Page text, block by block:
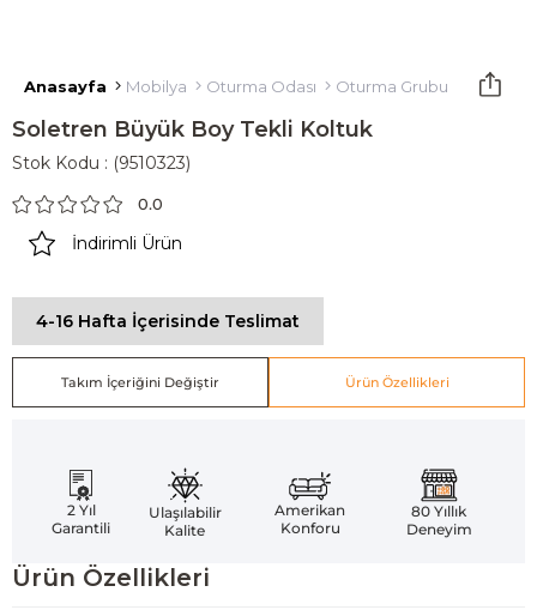
Anasayfa Mobilya Oturma Odası Oturma Grubu Tekli
Soletren Büyük Boy Tekli Koltuk
Stok Kodu (9510323)
0.0
İndirimli Ürün
4-16 Hafta İçerisinde Teslimat
Takım İçeriğini Değiştir Ürün Özellikleri
2 Yıl
Garantili
Ulaşılabilir
Kalite
Amerikan
Konforu
80 Yıllık
Deneyim
Ürün Özellikleri